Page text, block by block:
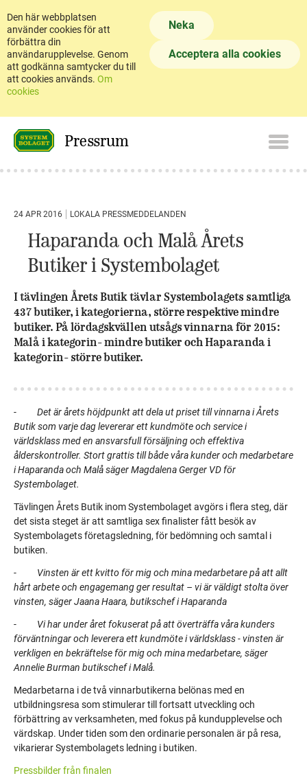
Den här webbplatsen
använder cookies för att
förbättra din
användarupplevelse. Genom
att godkänna samtycker du till
att cookies används. Om
cookies
Neka
Acceptera alla cookies
Pressrum
24 APR 2016 LOKALA PRESSMEDDELANDEN
Haparanda och Malå Årets
Butiker i Systembolaget
I tävlingen Årets Butik tävlar Systembolagets samtliga
437 butiker, i kategorierna, större respektive mindre
butiker. På lördagskvällen utsågs vinnarna för 2015:
Malå i kategorin- mindre butiker och Haparanda i
kategorin- större butiker.
-
Det är årets höjdpunkt att dela ut priset till vinnarna i Årets
Butik som varje dag levererar ett kundmöte och service i
världsklass med en ansvarsfull försäljning och effektiva
ålderskontroller. Stort grattis till både våra kunder och medarbetare
i Haparanda och Malå säger Magdalena Gerger VD för
Systembolaget.
Tävlingen Årets Butik inom Systembolaget avgörs i flera steg, där
det sista steget är att samtliga sex finalister fått besök av
Systembolagets företagsledning, för bedömning och samtal i
butiken.
-
Vinsten är ett kvitto för mig och mina medarbetare på att allt
hårt arbete och engagemang ger resultat – vi är väldigt stolta över
vinsten, säger Jaana Haara, butikschef i Haparanda
-
Vi har under året fokuserat på att överträffa våra kunders
förväntningar och leverera ett kundmöte i världsklass - vinsten är
verkligen en bekräftelse för mig och mina medarbetare, säger
Annelie Burman butikschef i Malå.
Medarbetarna i de två vinnarbutikerna belönas med en
utbildningsresa som stimulerar till fortsatt utveckling och
förbättring av verksamheten, med fokus på kundupplevelse och
värdskap. Under tiden som den ordinarie personalen är på resa,
vikarierar Systembolagets ledning i butiken.
Pressbilder från finalen